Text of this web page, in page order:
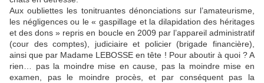
Aux oubliettes les tonitruantes dénonciations sur l’amateurisme,
les négligences ou le « gaspillage et la dilapidation des héritages
et des dons » repris en boucle en 2009 par l’appareil administratif
(cour des comptes), judiciaire et policier (brigade financière),
ainsi que par Madame LEBOSSE en tête ! Pour aboutir à quoi ? A
rien… pas la moindre mise en cause, pas la moindre mise en
examen, pas le moindre procès, et par conséquent pas la